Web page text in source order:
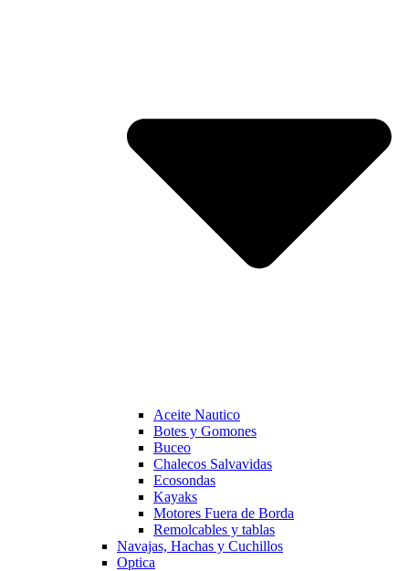
Aceite Nautico
Botes y Gomones
Buceo
Chalecos Salvavidas
Ecosondas
Kayaks
Motores Fuera de Borda
Remolcables y tablas
Navajas, Hachas y Cuchillos
Optica